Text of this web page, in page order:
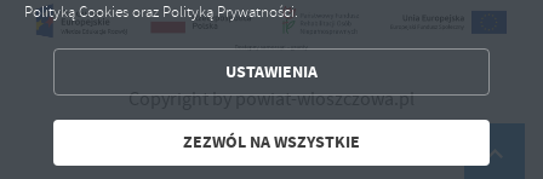
Copyright by powiat-wloszczowa.pl
2ClickPortal® - Portale nowej generacji
Polityką Cookies oraz Polityką Prywatności.
USTAWIENIA
ZEZWÓL NA WSZYSTKIE
ZAPISZ WYBRANE